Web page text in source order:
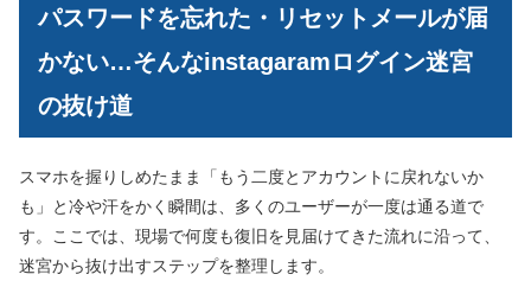
パスワードを忘れた・リセットメールが届
かない…そんなinstagaramログイン迷宮
の抜け道
スマホを握りしめたまま「もう二度とアカウントに戻れないか
も」と冷や汗をかく瞬間は、多くのユーザーが一度は通る道で
す。ここでは、現場で何度も復旧を見届けてきた流れに沿って、
迷宮から抜け出すステップを整理します。